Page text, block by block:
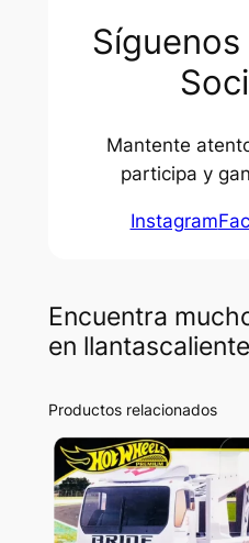
Mantente
participa y
Instagram
Encuentra
en
Productos relacionados